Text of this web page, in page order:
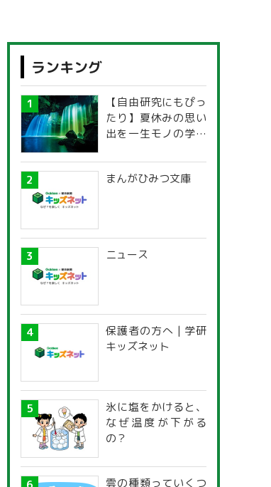
ランキング
【自由研究にもぴっ
たり】夏休みの思い
出を一生モノの学び
探究ガイド
まんがひみつ文庫
ニュース
保護者の方へ | 学研
キッズネット
氷に塩をかけると、
なぜ温度が下がる
の？
雲の種類っていくつ